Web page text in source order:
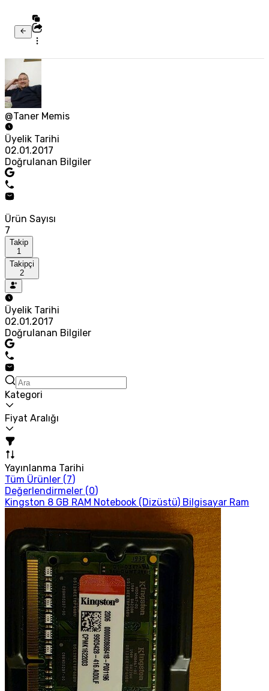
@Taner Memis
Üyelik Tarihi
02.01.2017
Doğrulanan Bilgiler
Ürün Sayısı
7
Takip
1
Takipçi
2
Üyelik Tarihi
02.01.2017
Doğrulanan Bilgiler
Kategori
Fiyat Aralığı
Yayınlanma Tarihi
Tüm Ürünler (7)
Değerlendirmeler (0)
Kingston 8 GB RAM Notebook (Dizüstü) Bilgisayar Ram